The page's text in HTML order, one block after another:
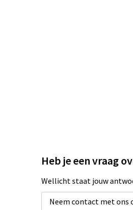
Heb je een vraag
Wellicht staat jouw
Neem contact met ons